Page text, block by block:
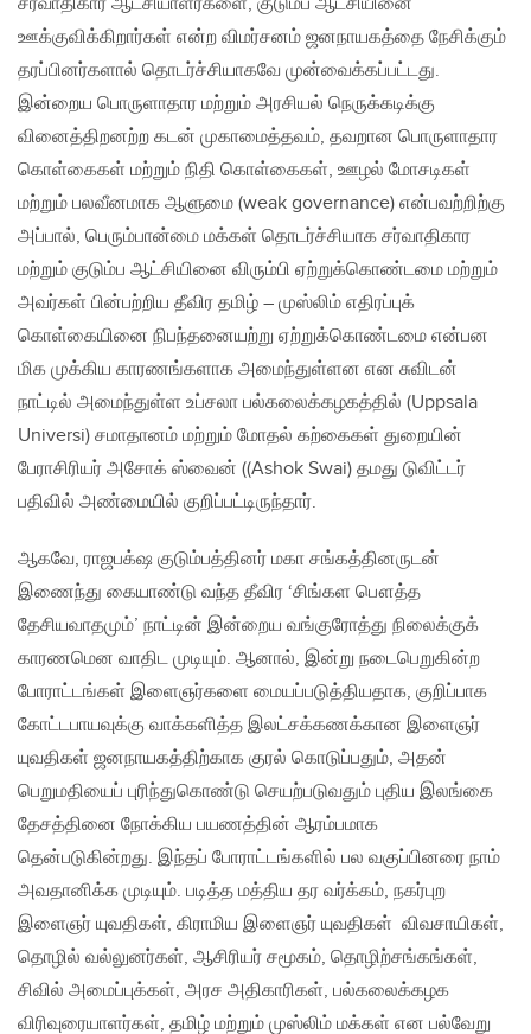
ஊக்குவிக்கிறார்கள் என்ற விமர்சனம் ஜனநாயகத்தை நேசிக்கும்
தரப்பினர்களால் தொடர்ச்சியாகவே முன்வைக்கப்பட்டது.
இன்றைய பொருளாதார மற்றும் அரசியல் நெருக்கடிக்கு
வினைத்திறனற்ற கடன் முகாமைத்தவம், தவறான பொருளாதார
கொள்கைகள் மற்றும் நிதி கொள்கைகள், ஊழல் மோசடிகள்
மற்றும் பலவீனமாக ஆளுமை (weak governance) என்பவற்றிற்கு
அப்பால், பெரும்பான்மை மக்கள் தொடர்ச்சியாக சர்வாதிகார
மற்றும் குடும்ப ஆட்சியினை விரும்பி ஏற்றுக்கொண்டமை மற்றும்
அவர்கள் பின்பற்றிய தீவிர தமிழ் – முஸ்லிம் எதிரப்புக்
கொள்கையினை நிபந்தனையற்று ஏற்றுக்கொண்டமை என்பன
மிக முக்கிய காரணங்களாக அமைந்துள்ளன என சுவிடன்
நாட்டில் அமைந்துள்ள உப்சலா பல்கலைக்கழகத்தில் (Uppsala
Universi) சமாதானம் மற்றும் மோதல் கற்கைகள் துறையின்
பேராசிரியர் அசோக் ஸ்வைன் ((Ashok Swai) தமது டுவிட்டர்
பதிவில் அண்மையில் குறிப்பட்டிருந்தார்.
ஆகவே, ராஜபக்‌ஷ குடும்பத்தினர் மகா சங்கத்தினருடன்
இணைந்து கையாண்டு வந்த தீவிர ‘சிங்கள பௌத்த
தேசியவாதமும்’ நாட்டின் இன்றைய வங்குரோத்து நிலைக்குக்
காரணமென வாதிட முடியும். ஆனால், இன்று நடைபெறுகின்ற
போராட்டங்கள் இளைஞர்களை மையப்படுத்தியதாக, குறிப்பாக
கோட்டபாயவுக்கு வாக்களித்த இலட்சக்கணக்கான இளைஞர்
யுவதிகள் ஜனநாயகத்திற்காக குரல் கொடுப்பதும், அதன்
பெறுமதியைப் புரிந்துகொண்டு செயற்படுவதும் புதிய இலங்கை
தேசத்தினை நோக்கிய பயணத்தின் ஆரம்பமாக
தென்படுகின்றது. இந்தப் போராட்டங்களில் பல வகுப்பினரை நாம்
அவதானிக்க முடியும். படித்த மத்திய தர வர்க்கம், நகர்புற
இளைஞர் யுவதிகள், கிராமிய இளைஞர் யுவதிகள் விவசாயிகள்,
தொழில் வல்லுனர்கள், ஆசிரியர் சமூகம், தொழிற்சங்கங்கள்,
சிவில் அமைப்புக்கள், அரச அதிகாரிகள், பல்கலைக்கழக
விரிவுரையாளர்கள், தமிழ் மற்றும் முஸ்லிம் மக்கள் என பல்வேறு